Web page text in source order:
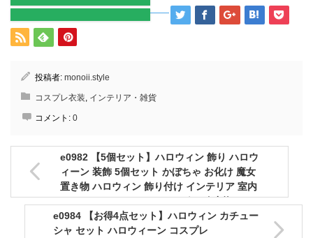
投稿者: monoii.style
コスプレ衣装, インテリア・雑貨
コメント: 0
e0982 【5個セット】ハロウィン 飾り ハロウ
ィーン 装飾 5個セット かぼちゃ お化け 魔女
置き物 ハロウィン 飾り付け インテリア 室内
デコレーション ハロウィングッズ 小物 パーテ
ィー 可愛い
e0984 【お得4点セット】ハロウィン カチュー
シャ セット ハロウィーン コスプレ